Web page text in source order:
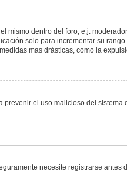
dentro del foro, e.j.
solo para incrementar su
mas drásticas, como la
el uso malicioso del sistema
necesite registrarse antes